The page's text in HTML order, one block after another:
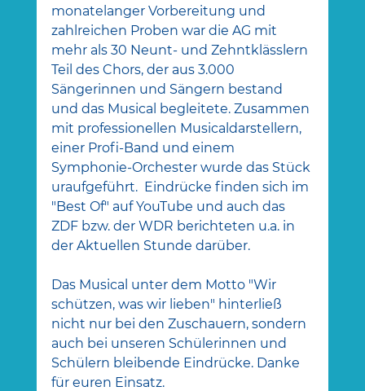
monatelanger Vorbereitung und
zahlreichen Proben war die AG mit
mehr als 30 Neunt- und Zehntklässlern
Teil des Chors, der aus 3.000
Sängerinnen und Sängern bestand
und das Musical begleitete. Zusammen
mit professionellen Musicaldarstellern,
einer Profi-Band und einem
Symphonie-Orchester wurde das Stück
uraufgeführt.  Eindrücke finden sich im
"Best Of" auf YouTube und auch das
ZDF bzw. der WDR berichteten u.a. in
der Aktuellen Stunde darüber.
Das Musical unter dem Motto "Wir
schützen, was wir lieben" hinterließ
nicht nur bei den Zuschauern, sondern
auch bei unseren Schülerinnen und
Schülern bleibende Eindrücke. Danke
für euren Einsatz.